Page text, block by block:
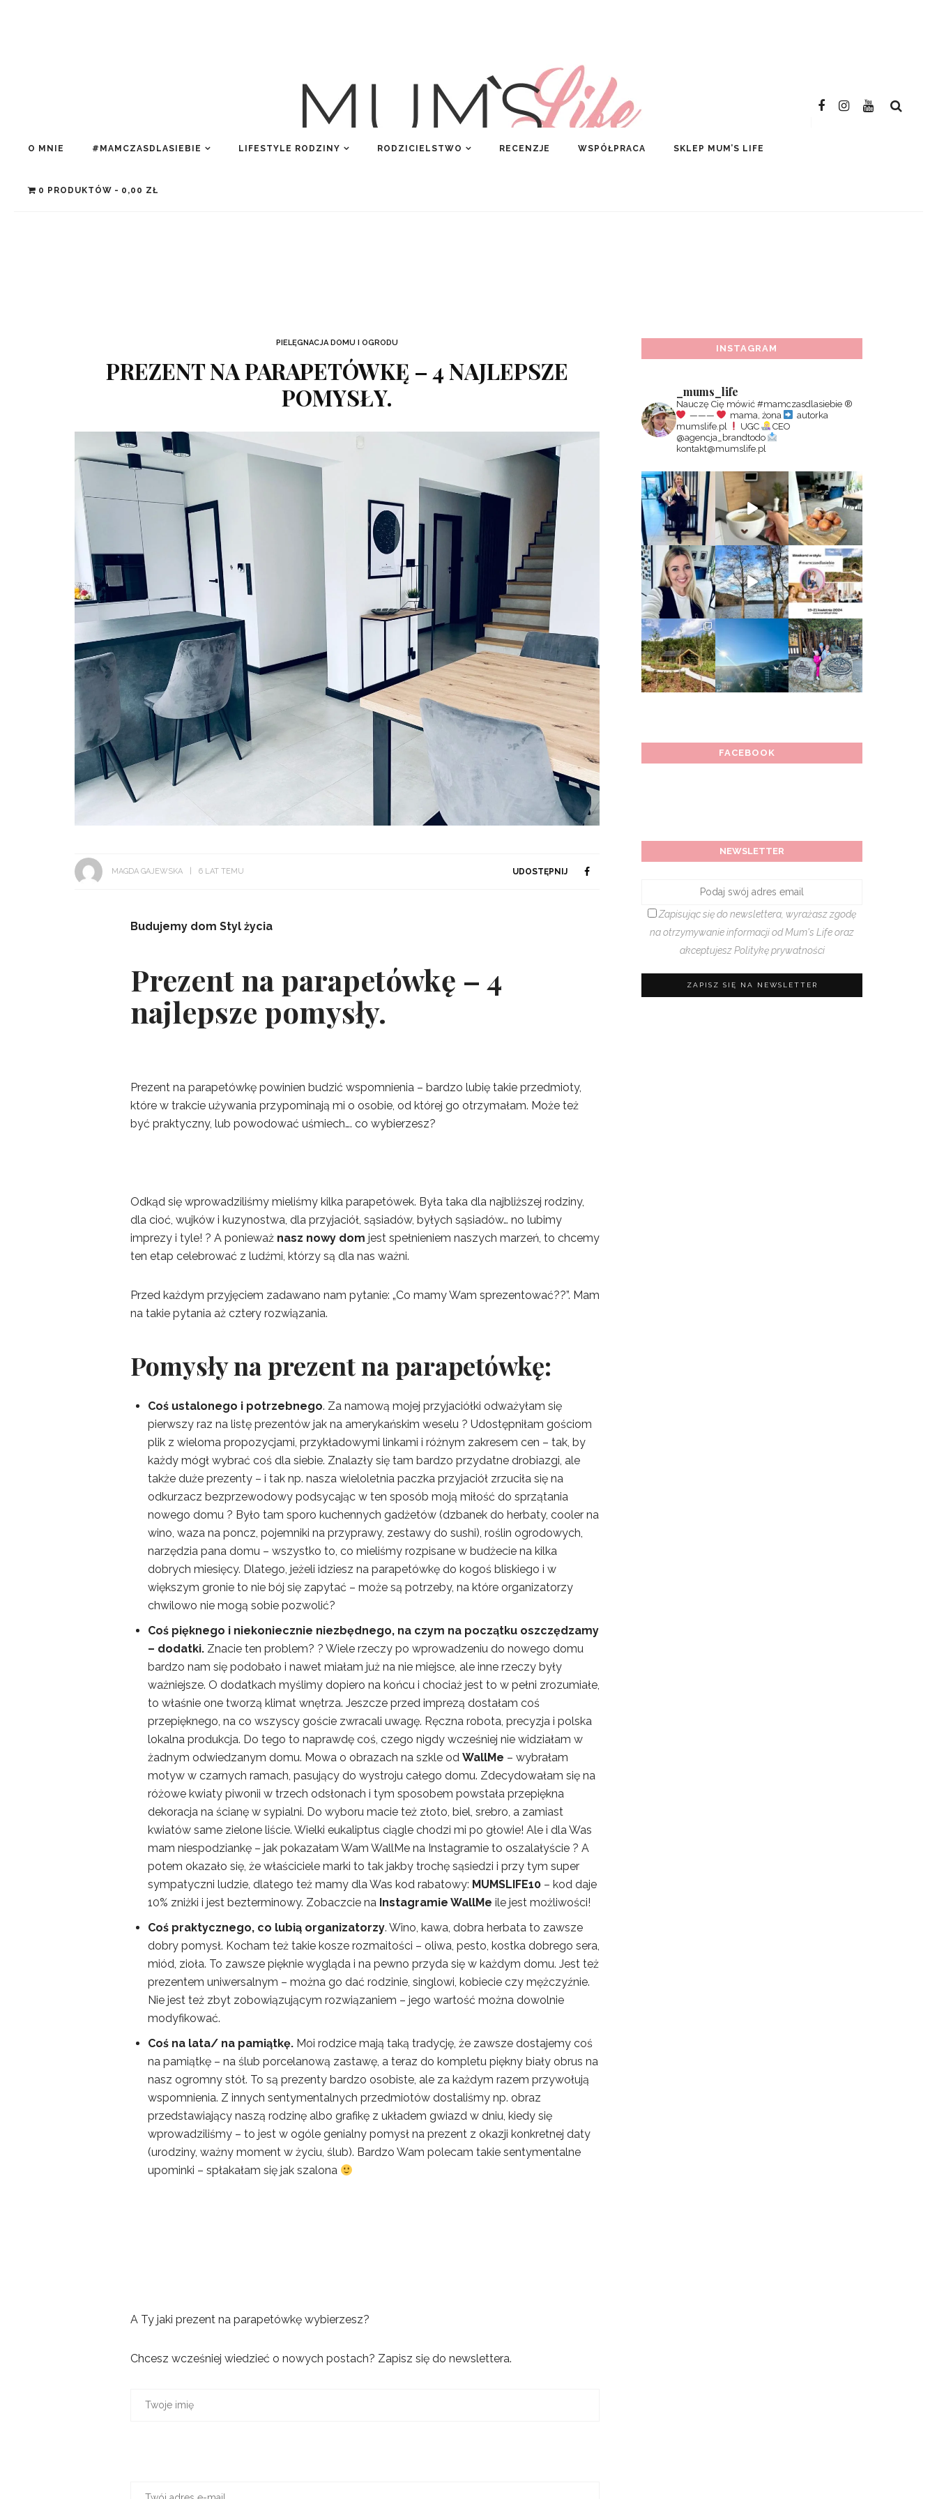
O MNIE #MAMCZASDLASIEBIE LIFESTYLE RODZINY RODZICIELSTWO RECENZJE WSPÓŁPRACA SKLEP MUM’S LIFE
0 PRODUKTÓW 0,00 ZŁ
PIELĘGNACJA DOMU I OGRODU
PREZENT NA PARAPETÓWKĘ – 4 NAJLEPSZE
POMYSŁY.
MAGDA GAJEWSKA 6 LAT TEMU UDOSTĘPNIJ
Budujemy dom Styl życia
Prezent na parapetówkę – 4
najlepsze pomysły.
Prezent na parapetówkę powinien budzić wspomnienia – bardzo lubię takie przedmioty,
które w trakcie używania przypominają mi o osobie, od której go otrzymałam. Może też
być praktyczny, lub powodować uśmiech…. co wybierzesz?
Odkąd się wprowadziliśmy mieliśmy kilka parapetówek. Była taka dla najbliższej rodziny,
dla cioć, wujków i kuzynostwa, dla przyjaciół, sąsiadów, byłych sąsiadów… no lubimy
imprezy i tyle! ? A ponieważ nasz nowy dom jest spełnieniem naszych marzeń, to chcemy
ten etap celebrować z ludźmi, którzy są dla nas ważni.
Przed każdym przyjęciem zadawano nam pytanie: „Co mamy Wam sprezentować??”. Mam
na takie pytania aż cztery rozwiązania.
Pomysły na prezent na parapetówkę:
Coś ustalonego i potrzebnego. Za namową mojej przyjaciółki odważyłam się
pierwszy raz na listę prezentów jak na amerykańskim weselu ? Udostępniłam gościom
plik z wieloma propozycjami, przykładowymi linkami i różnym zakresem cen – tak, by
każdy mógł wybrać coś dla siebie. Znalazły się tam bardzo przydatne drobiazgi, ale
także duże prezenty – i tak np. nasza wieloletnia paczka przyjaciół zrzuciła się na
odkurzacz bezprzewodowy podsycając w ten sposób moją miłość do sprzątania
nowego domu ? Było tam sporo kuchennych gadżetów (dzbanek do herbaty, cooler na
wino, waza na poncz, pojemniki na przyprawy, zestawy do sushi), roślin ogrodowych,
narzędzia pana domu – wszystko to, co mieliśmy rozpisane w budżecie na kilka
dobrych miesięcy. Dlatego, jeżeli idziesz na parapetówkę do kogoś bliskiego i w
większym gronie to nie bój się zapytać – może są potrzeby, na które organizatorzy
chwilowo nie mogą sobie pozwolić?
Coś pięknego i niekoniecznie niezbędnego, na czym na początku oszczędzamy
– dodatki. Znacie ten problem? ? Wiele rzeczy po wprowadzeniu do nowego domu
bardzo nam się podobało i nawet miałam już na nie miejsce, ale inne rzeczy były
ważniejsze. O dodatkach myślimy dopiero na końcu i chociaż jest to w pełni zrozumiałe,
to właśnie one tworzą klimat wnętrza. Jeszcze przed imprezą dostałam coś
przepięknego, na co wszyscy goście zwracali uwagę. Ręczna robota, precyzja i polska
lokalna produkcja. Do tego to naprawdę coś, czego nigdy wcześniej nie widziałam w
żadnym odwiedzanym domu. Mowa o obrazach na szkle od WallMe – wybrałam
motyw w czarnych ramach, pasujący do wystroju całego domu. Zdecydowałam się na
różowe kwiaty piwonii w trzech odsłonach i tym sposobem powstała przepiękna
dekoracja na ścianę w sypialni. Do wyboru macie też złoto, biel, srebro, a zamiast
kwiatów same zielone liście. Wielki eukaliptus ciągle chodzi mi po głowie! Ale i dla Was
mam niespodziankę – jak pokazałam Wam WallMe na Instagramie to oszalałyście ? A
potem okazało się, że właściciele marki to tak jakby trochę sąsiedzi i przy tym super
sympatyczni ludzie, dlatego też mamy dla Was kod rabatowy: MUMSLIFE10 – kod daje
10% zniżki i jest bezterminowy. Zobaczcie na Instagramie WallMe ile jest możliwości!
Coś praktycznego, co lubią organizatorzy. Wino, kawa, dobra herbata to zawsze
dobry pomysł. Kocham też takie kosze rozmaitości – oliwa, pesto, kostka dobrego sera,
miód, zioła. To zawsze pięknie wygląda i na pewno przyda się w każdym domu. Jest też
prezentem uniwersalnym – można go dać rodzinie, singlowi, kobiecie czy mężczyźnie.
Nie jest też zbyt zobowiązującym rozwiązaniem – jego wartość można dowolnie
modyfikować.
Coś na lata/ na pamiątkę. Moi rodzice mają taką tradycję, że zawsze dostajemy coś
na pamiątkę – na ślub porcelanową zastawę, a teraz do kompletu piękny biały obrus na
nasz ogromny stół. To są prezenty bardzo osobiste, ale za każdym razem przywołują
wspomnienia. Z innych sentymentalnych przedmiotów dostaliśmy np. obraz
przedstawiający naszą rodzinę albo grafikę z układem gwiazd w dniu, kiedy się
wprowadziliśmy – to jest w ogóle genialny pomysł na prezent z okazji konkretnej daty
(urodziny, ważny moment w życiu, ślub). Bardzo Wam polecam takie sentymentalne
upominki – spłakałam się jak szalona
A Ty jaki prezent na parapetówkę wybierzesz?
Chcesz wcześniej wiedzieć o nowych postach? Zapisz się do newslettera.
INSTAGRAM
_mums_life
Nauczę Cię mówić #mamczasdlasiebie ®️
———
mama, żona
autorka
mumslife.pl
UGC
CEO
@agencja_brandtodo
kontakt@mumslife.pl
FACEBOOK
NEWSLETTER
Zapisując się do newslettera, wyrażasz zgodę
na otrzymywanie informacji od Mum's Life oraz
akceptujeszPolitykę prywatności